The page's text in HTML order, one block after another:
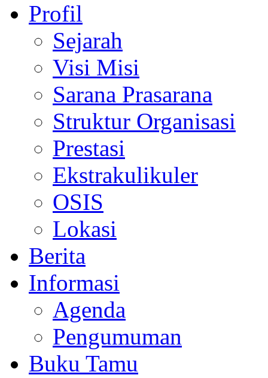
Profil
Sejarah
Visi Misi
Sarana Prasarana
Struktur Organisasi
Prestasi
Ekstrakulikuler
OSIS
Lokasi
Berita
Informasi
Agenda
Pengumuman
Buku Tamu